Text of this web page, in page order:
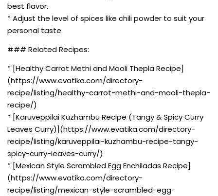
best flavor.
* Adjust the level of spices like chili powder to suit your
personal taste.
### Related Recipes:
* [Healthy Carrot Methi and Mooli Thepla Recipe]
(https://www.evatika.com/directory-
recipe/listing/healthy-carrot-methi-and-mooli-thepla-
recipe/)
* [Karuveppilai Kuzhambu Recipe (Tangy & Spicy Curry
Leaves Curry)](https://www.evatika.com/directory-
recipe/listing/karuveppilai-kuzhambu-recipe-tangy-
spicy-curry-leaves-curry/)
* [Mexican Style Scrambled Egg Enchiladas Recipe]
(https://www.evatika.com/directory-
recipe/listing/mexican-style-scrambled-egg-